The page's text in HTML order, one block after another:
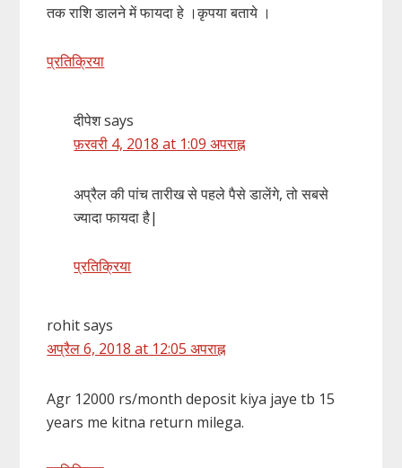
तक राशि डालने में फायदा हे ।कृपया बताये ।
प्रतिक्रिया
दीपेशsays
फ़रवरी 4, 2018 at 1:09 अपराह्न
अप्रैल की पांच तारीख से पहले पैसे डालेंगे, तो सबसे
ज्यादा फायदा है|
प्रतिक्रिया
rohitsays
अप्रैल 6, 2018 at 12:05 अपराह्न
Agr 12000 rs/month deposit kiya jaye tb 15
years me kitna return milega.